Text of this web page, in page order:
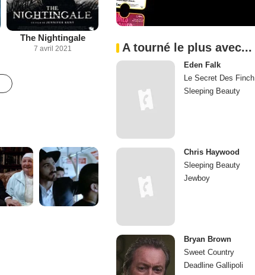
The Nightingale
7 avril 2021 A tourné le plus avec...
Eden Falk
Le Secret Des Finch
Sleeping Beauty
Chris Haywood
Sleeping Beauty
Jewboy
Bryan Brown
Sweet Country
Deadline Gallipoli